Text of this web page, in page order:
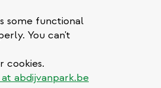
some functional
You can't
cookies.
abdijvanpark.be